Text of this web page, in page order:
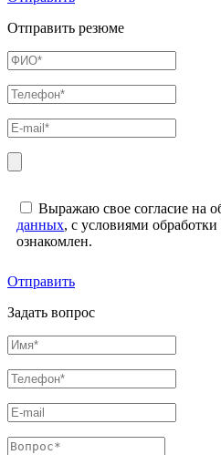
Отправить резюме
Выражаю свое согласие на
данных, с условиями
ознакомлен.
Отправить
Задать вопрос